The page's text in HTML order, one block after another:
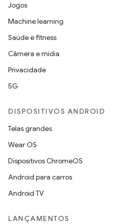
Jogos
Machine learning
Saúde e fitness
Câmera e mídia
Privacidade
5G
DISPOSITIVOS ANDROID
Telas grandes
Wear OS
Dispositivos ChromeOS
Android para carros
Android TV
LANÇAMENTOS